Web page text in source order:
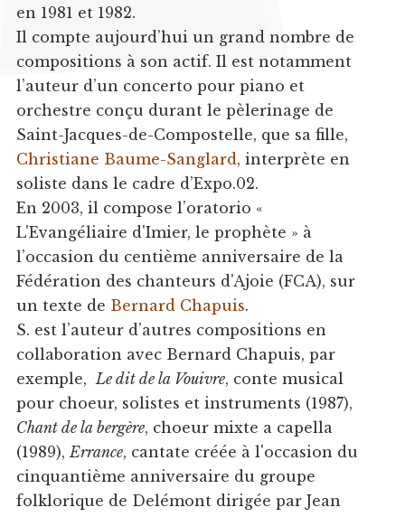
en 1981 et 1982.
Il compte aujourd’hui un grand nombre de
compositions à son actif. Il est notamment
l’auteur d’un concerto pour piano et
orchestre conçu durant le pèlerinage de
Saint-Jacques-de-Compostelle, que sa fille,
Christiane Baume-Sanglard, interprète en
soliste dans le cadre d’Expo.02.
En 2003, il compose l’oratorio «
L'Evangéliaire d'Imier, le prophète » à
l’occasion du centième anniversaire de la
Fédération des chanteurs d'Ajoie (FCA), sur
un texte de Bernard Chapuis.
S. est l’auteur d’autres compositions en
collaboration avec Bernard Chapuis, par
exemple, Le dit de la Vouivre, conte musical
pour choeur, solistes et instruments (1987),
Chant de la bergère, choeur mixte a capella
(1989), Errance, cantate créée à l'occasion du
cinquantième anniversaire du groupe
folklorique de Delémont dirigée par Jean